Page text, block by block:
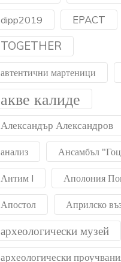
dipp2019 EPACT
TOGETHER
автентични мартеници
акве калиде
Александър Александров
анализ Ансамбъл
Антим I Аполония
Апостол Априлско
археологически музей
археологически